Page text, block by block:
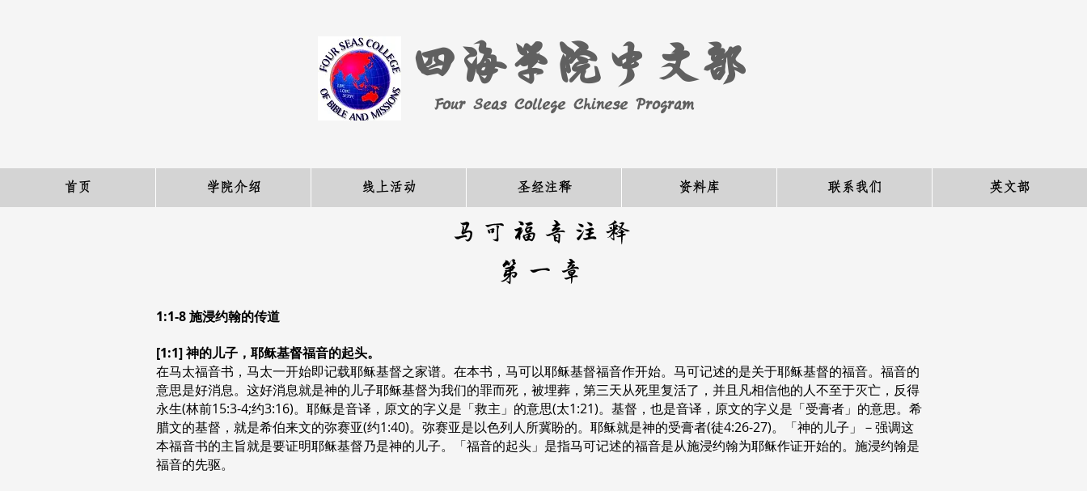
四海学院中文部
Four Seas College Chinese Program
首页 学院介绍 线上活动 圣经注释 资料库 联系我们 英文部
马可福音注释
第一章​
1:1-8 施浸约翰的传道
[1:1] 神的儿子，耶稣基督福音的起头。
在马太福音书，马太一开始即记载耶稣基督之家谱。在本书，马可以耶稣基督福音作开始。马可记述的是关于耶稣基督的福音。福音的
意思是好消息。这好消息就是神的儿子耶稣基督为我们的罪而死，被埋葬，第三天从死里复活了，并且凡相信他的人不至于灭亡，反得
永生(林前15:3-4;约3:16)。耶稣是音译，原文的字义是「救主」的意思(太1:21)。基督，也是音译，原文的字义是「受膏者」的意思。希
腊文的基督，就是希伯来文的弥赛亚(约1:40)。弥赛亚是以色列人所冀盼的。耶稣就是神的受膏者(徒4:26-27)。「神的儿子」－强调这
本福音书的主旨就是要证明耶稣基督乃是神的儿子。「福音的起头」是指马可记述的福音是从施浸约翰为耶稣作证开始的。施浸约翰是
福音的先驱。